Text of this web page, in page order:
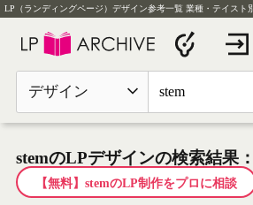
LP（ランディングページ）デザイン参考一覧 業種・テイスト別のLP
デザイン
stemのLPデザインの検索結果
【無料】stemのLP制作をプロに相談